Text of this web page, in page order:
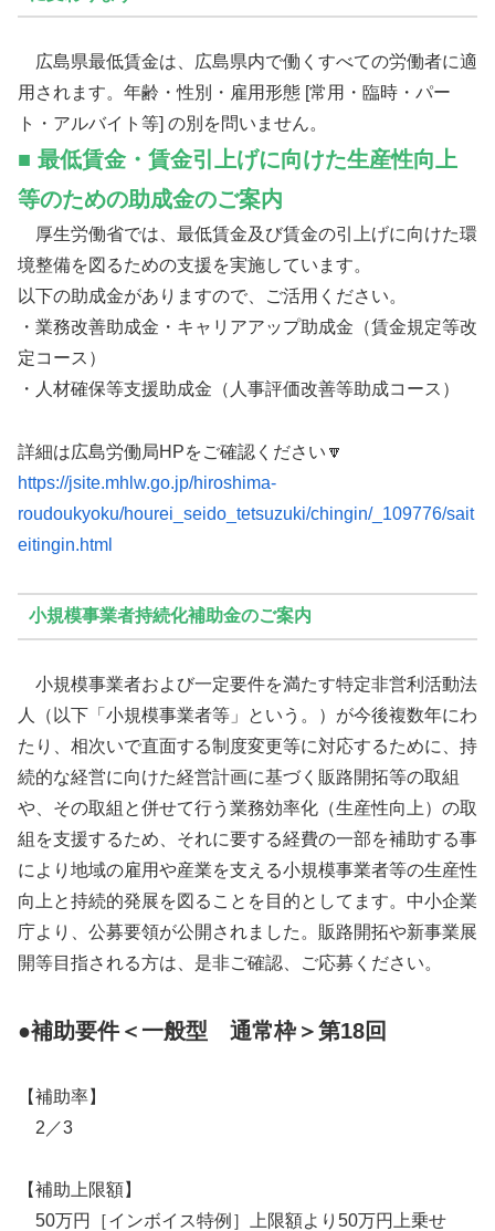
広島県最低賃金は、広島県内で働くすべての労働者に適
用されます。年齢・性別・雇用形態 [常用・臨時・パー
ト・アルバイト等] の別を問いません。
■ 最低賃金・賃金引上げに向けた生産性向上
等のための助成金のご案内
厚生労働省では、最低賃金及び賃金の引上げに向けた環
境整備を図るための支援を実施しています。
以下の助成金がありますので、ご活用ください。
・業務改善助成金・キャリアアップ助成金（賃金規定等改
定コース）
・人材確保等支援助成金（人事評価改善等助成コース）
詳細は広島労働局HPをご確認ください🔽
https://jsite.mhlw.go.jp/hiroshima-
roudoukyoku/hourei_seido_tetsuzuki/chingin/_109776/sait
eitingin.html
小規模事業者持続化補助金のご案内
小規模事業者および一定要件を満たす特定非営利活動法
人（以下「小規模事業者等」という。）が今後複数年にわ
たり、相次いで直面する制度変更等に対応するために、持
続的な経営に向けた経営計画に基づく販路開拓等の取組
や、その取組と併せて行う業務効率化（生産性向上）の取
組を支援するため、それに要する経費の一部を補助する事
により地域の雇用や産業を支える小規模事業者等の生産性
向上と持続的発展を図ることを目的としてます。中小企業
庁より、公募要領が公開されました。販路開拓や新事業展
開等目指される方は、是非ご確認、ご応募ください。
●補助要件＜一般型 通常枠＞第18回
【補助率】
2／3
【補助上限額】
50万円［インボイス特例］上限額より50万円上乗せ